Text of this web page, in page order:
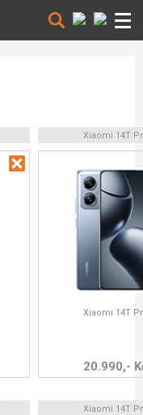
Xiaomi 14T
Xiaomi 14T
20.990,-
Xiaomi 14T